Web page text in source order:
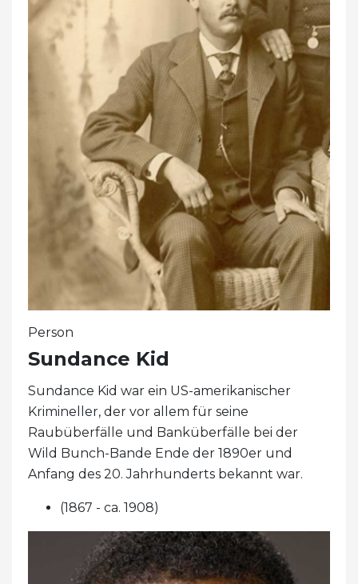
Person
Sundance Kid
Sundance Kid war ein US-amerikanischer
Krimineller, der vor allem für seine
Raubüberfälle und Banküberfälle bei der
Wild Bunch-Bande Ende der 1890er und
Anfang des 20. Jahrhunderts bekannt war.
(1867 - ca. 1908)